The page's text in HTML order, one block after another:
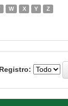
W X Y Z